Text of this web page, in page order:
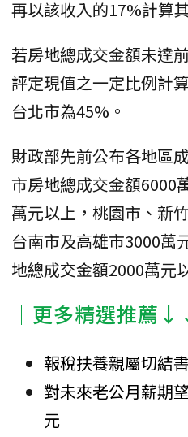
再以該收入的17%計算
若房地總成交金額未達
評定現值之一定比例計
台北市為45%。
財政部先前公布各地區
市房地總成交金額6000
萬元以上，桃園市、新
台南市及高雄市3000萬
地總成交金額2000萬元
│更多精選推薦
報稅扶養親屬切結
對未來老公月薪期
元